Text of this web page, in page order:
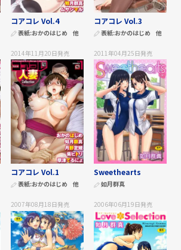
コアコレ Vol.4
表紙:おかのはじめ 他
コアコレ Vol.3
表紙:おかのはじめ 他
2014年11月20日発売
コアコレ Vol.1
表紙:おかのはじめ 他
2011年04月25日発売
Sweethearts
如月群真
2007年08月18日発売 2006年06月19日発売